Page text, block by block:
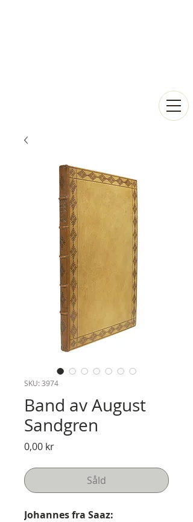
SKU: 3974
Band av August
Sandgren
0,00 krPris
Såld
Johannes fra Saaz: